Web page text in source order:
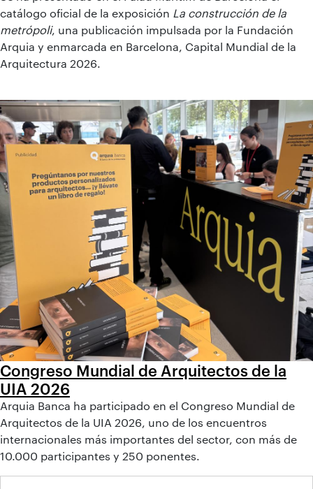
catálogo oficial de la exposición La construcción de la
metrópoli, una publicación impulsada por la Fundación
Arquia y enmarcada en Barcelona, Capital Mundial de la
Arquitectura 2026.
Congreso Mundial de Arquitectos de la
UIA 2026
Arquia Banca ha participado en el Congreso Mundial de
Arquitectos de la UIA 2026, uno de los encuentros
internacionales más importantes del sector, con más de
10.000 participantes y 250 ponentes.